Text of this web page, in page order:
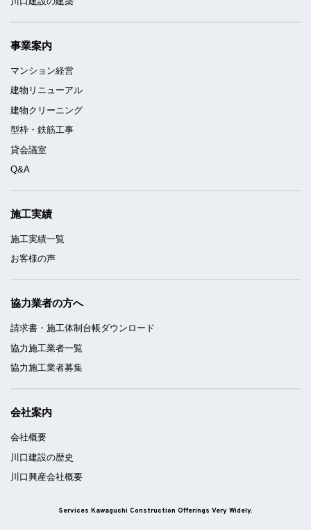
事業案内
マンション経営
建物リニューアル
建物クリーニング
型枠・鉄筋工事
貸会議室
Q&A
施工実績
施工実績一覧
お客様の声
協力業者の方へ
請求書・施工体制台帳ダウンロード
協力施工業者一覧
協力施工業者募集
会社案内
会社概要
川口建設の歴史
川口興産会社概要
Services Kawaguchi Construction Offerings Very Widely.